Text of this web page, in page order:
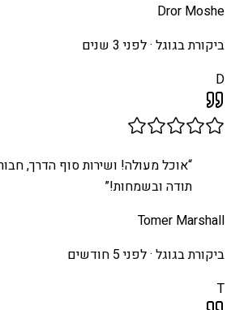
Dror Moshe
ביקורת בגוגל ·לפני 3 שנים
D
“אוכל מעולה! ושירות סוף הדרך,
תודה ובשמחות!”
Tomer Marshall
ביקורת בגוגל ·לפני 5 חודשים
T